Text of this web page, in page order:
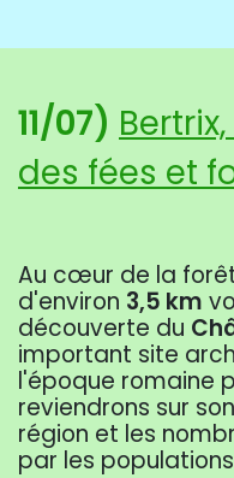
11/07)
des fées et
Au cœur de la
d'environ 3,5 km
découverte du
important site
l'époque romaine
reviendrons sur
région et les
par les